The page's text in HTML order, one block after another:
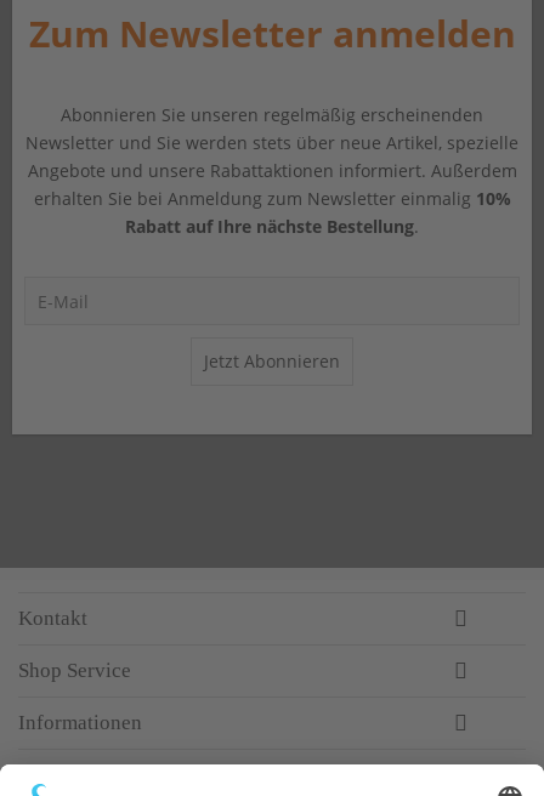
Zum Newsletter anmelden
Abonnieren Sie unseren regelmäßig erscheinenden
Newsletter und Sie werden stets über neue Artikel, spezielle
Angebote und unsere Rabattaktionen informiert. Außerdem
erhalten Sie bei Anmeldung zum Newsletter einmalig 10%
Rabatt auf Ihre nächste Bestellung.
Jetzt Abonnieren
Kontakt
Shop Service
Informationen